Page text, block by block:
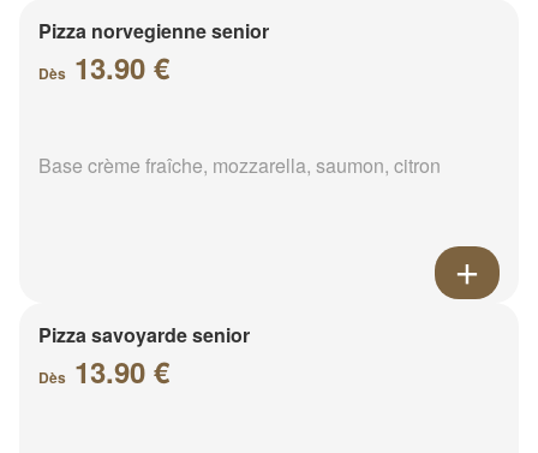
Pizza norvegienne senior
Dès 13.90 €
Base crème fraîche, mozzarella, saumon, citron
Pizza savoyarde senior
Dès 13.90 €